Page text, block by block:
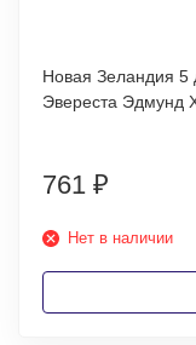
Новая Зеландия 5
761 ₽
Нет в наличии